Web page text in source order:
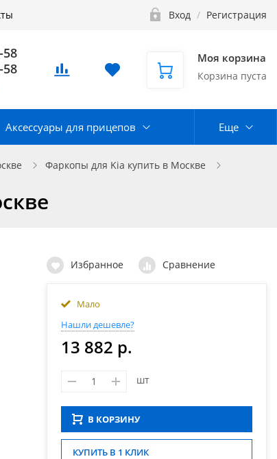
Вход / Регистрация
58
58
Моя корзина
Корзина пуста
Аксессуары для прицепов Еще
Фаркопы для Kia купить в Москве
Избранное Сравнение
Мало
Нашли дешевле?
13 882 р.
шт
В КОРЗИНУ
КУПИТЬ В 1 КЛИК